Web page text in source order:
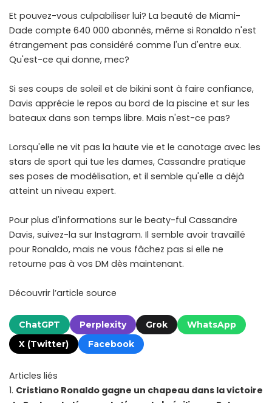
Et pouvez-vous culpabiliser lui? La beauté de Miami-
Dade compte 640 000 abonnés, même si Ronaldo n'est
étrangement pas considéré comme l'un d'entre eux.
Qu'est-ce qui donne, mec?
Si ses coups de soleil et de bikini sont à faire confiance,
Davis apprécie le repos au bord de la piscine et sur les
bateaux dans son temps libre. Mais n'est-ce pas?
Lorsqu'elle ne vit pas la haute vie et le canotage avec les
stars de sport qui tue les dames, Cassandre pratique
ses poses de modélisation, et il semble qu'elle a déjà
atteint un niveau expert.
Pour plus d'informations sur le beaty-ful Cassandre
Davis, suivez-la sur Instagram. Il semble avoir travaillé
pour Ronaldo, mais ne vous fâchez pas si elle ne
retourne pas à vos DM dès maintenant.
Découvrir l’article source
ChatGPT Perplexity Grok
WhatsApp
X (Twitter)
Facebook
Articles liés
Cristiano Ronaldo gagne un chapeau dans la victoire